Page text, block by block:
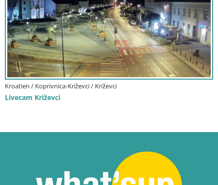
Kroatien / Koprivnica-Križevci / Križevci
Livecam Križevci